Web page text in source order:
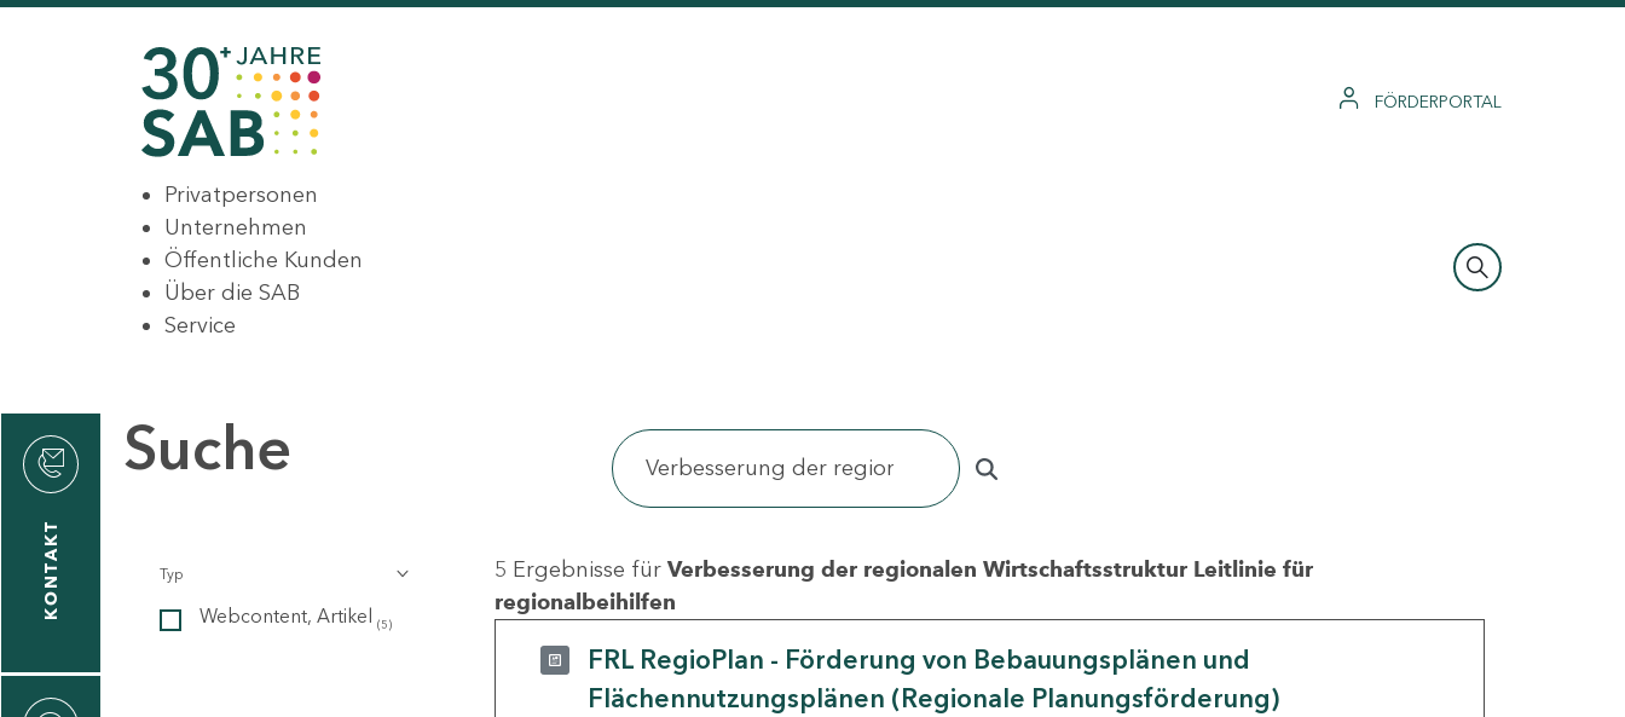
FÖRDERPORTAL
Privatpersonen
Unternehmen
Öffentliche Kunden
Über die SAB
Service
KONTAKT
Suche
Typ
Webcontent, Artikel (5)
5 Ergebnisse für Verbesserung der regionalen Wirtschaftsstruktur Leitlinie für
regionalbeihilfen
FRL RegioPlan - Förderung von Bebauungsplänen und
Flächennutzungsplänen (Regionale Planungsförderung)